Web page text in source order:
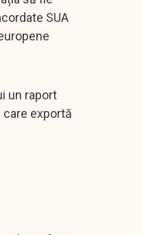
SUA
un raport
exportă